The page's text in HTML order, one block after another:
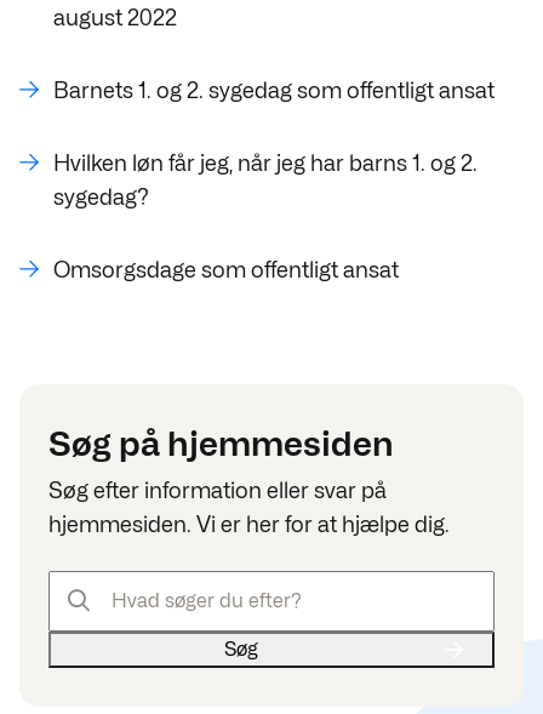
august 2022
Barnets 1. og 2. sygedag som offentligt ansat
Hvilken løn får jeg, når jeg har barns 1. og 2.
sygedag?
Omsorgsdage som offentligt ansat
Søg på hjemmesiden
Søg efter information eller svar på
hjemmesiden. Vi er her for at hjælpe dig.